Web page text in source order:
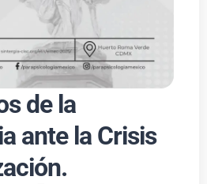
de la
ante la Crisis